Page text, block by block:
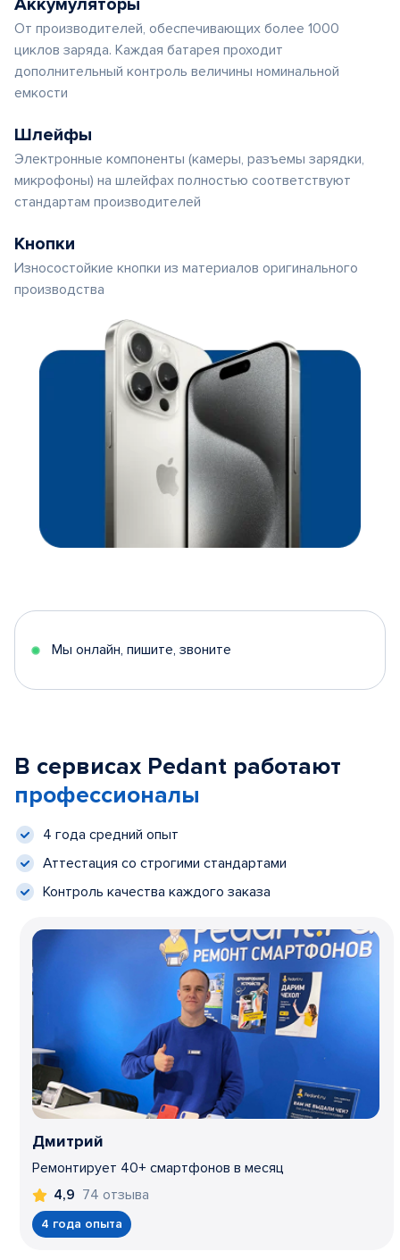
Аккумуляторы
От производителей, обеспечивающих более 1000
циклов заряда. Каждая батарея проходит
дополнительный контроль величины номинальной
емкости
Шлейфы
Электронные компоненты (камеры, разъемы зарядки,
микрофоны) на шлейфах полностью соответствуют
стандартам производителей
Кнопки
Износостойкие кнопки из материалов оригинального
производства
Мы онлайн, пишите, звоните
В сервисах Pedant работают
профессионалы
4 года средний опыт
Аттестация со строгими стандартами
Контроль качества каждого заказа
Дмитрий
Ремонтирует 40+ смартфонов в месяц
4,9 74 отзыва
4 года опыта